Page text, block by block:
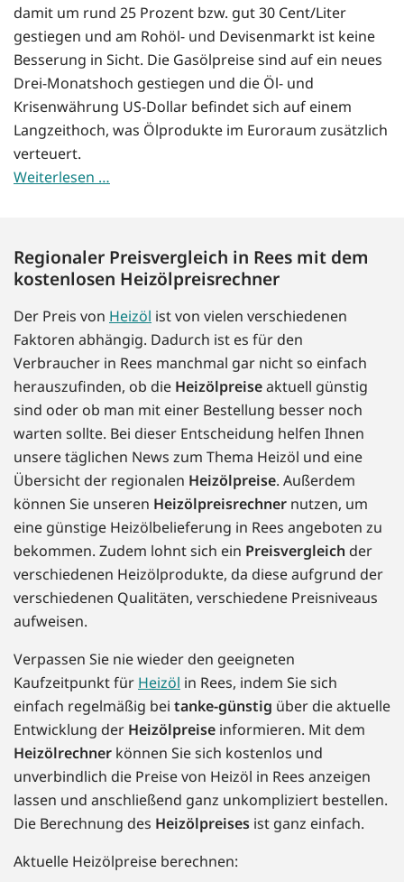
damit um rund 25 Prozent bzw. gut 30 Cent/Liter
gestiegen und am Rohöl- und Devisenmarkt ist keine
Besserung in Sicht. Die Gasölpreise sind auf ein neues
Drei-Monatshoch gestiegen und die Öl- und
Krisenwährung US-Dollar befindet sich auf einem
Langzeithoch, was Ölprodukte im Euroraum zusätzlich
verteuert.
Weiterlesen …
Regionaler Preisvergleich in Rees mit dem
kostenlosen Heizölpreisrechner
Der Preis von Heizöl ist von vielen verschiedenen
Faktoren abhängig. Dadurch ist es für den
Verbraucher in Rees manchmal gar nicht so einfach
herauszufinden, ob die Heizölpreiseaktuell günstig
sind oder ob man mit einer Bestellung besser noch
warten sollte. Bei dieser Entscheidung helfen Ihnen
unsere täglichen News zum Thema Heizöl und eine
Übersicht der regionalen Heizölpreise. Außerdem
können Sie unseren Heizölpreisrechner nutzen, um
eine günstige Heizölbelieferung in Rees angeboten zu
bekommen. Zudem lohnt sich ein Preisvergleich der
verschiedenen Heizölprodukte, da diese aufgrund der
verschiedenen Qualitäten, verschiedene Preisniveaus
aufweisen.
Verpassen Sie nie wieder den geeigneten
Kaufzeitpunkt für Heizöl in Rees, indem Sie sich
einfach regelmäßig bei tanke-günstig über die aktuelle
Entwicklung der Heizölpreise informieren. Mit dem
Heizölrechner können Sie sich kostenlos und
unverbindlich die Preise von Heizöl in Rees anzeigen
lassen und anschließend ganz unkompliziert bestellen.
Die Berechnung des Heizölpreises ist ganz einfach.
Aktuelle Heizölpreise berechnen: